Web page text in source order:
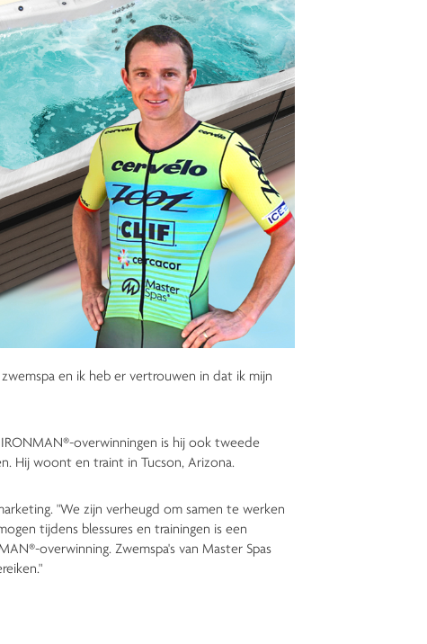
en ik heb er vertrouwen in dat ik mijn
overwinningen is hij ook tweede
Hij woont en traint in Tucson, Arizona.
"We zijn verheugd om samen te werken
tijdens blessures en trainingen is een
overwinning. Zwemspa's van Master Spas